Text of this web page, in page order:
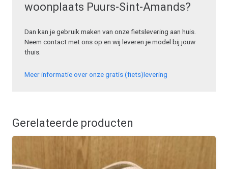
woonplaats Puurs-Sint-Amands?
Dan kan je gebruik maken van onze fietslevering aan huis.
Neem contact met ons op en wij leveren je model bij jouw
thuis.
Meer informatie over onze gratis (fiets)levering
Gerelateerde producten